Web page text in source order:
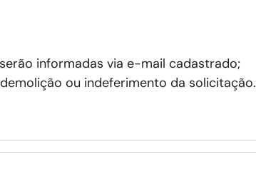
informadas via e-mail cadastrado;
ou indeferimento da solicitação.